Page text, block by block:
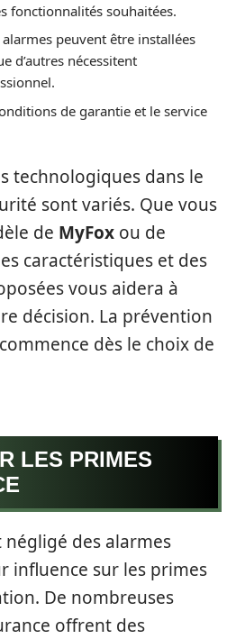
fonctionnalités souhaitées.
alarmes peuvent être installées
d’autres nécessitent
de garantie et le service
technologiques dans le
sont variés. Que vous
de MyFox ou de
caractéristiques et des
vous aidera à
décision. La prévention
dès le choix de
LES PRIMES
négligé des alarmes
influence sur les primes
De nombreuses
offrent des